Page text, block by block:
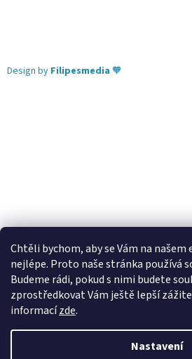
Chtěli bychom, aby se Vám na
nejlépe. Proto naše stránka používá
Budeme rádi, pokud s nimi budete
zprostředkovat Vám ještě lepší
informacízde.
Nastavení
Design by Filipesmedia 🧡
Lekva nábytek ubytování pod
úchytky Gamet
úchytky Siro
Vytvořil